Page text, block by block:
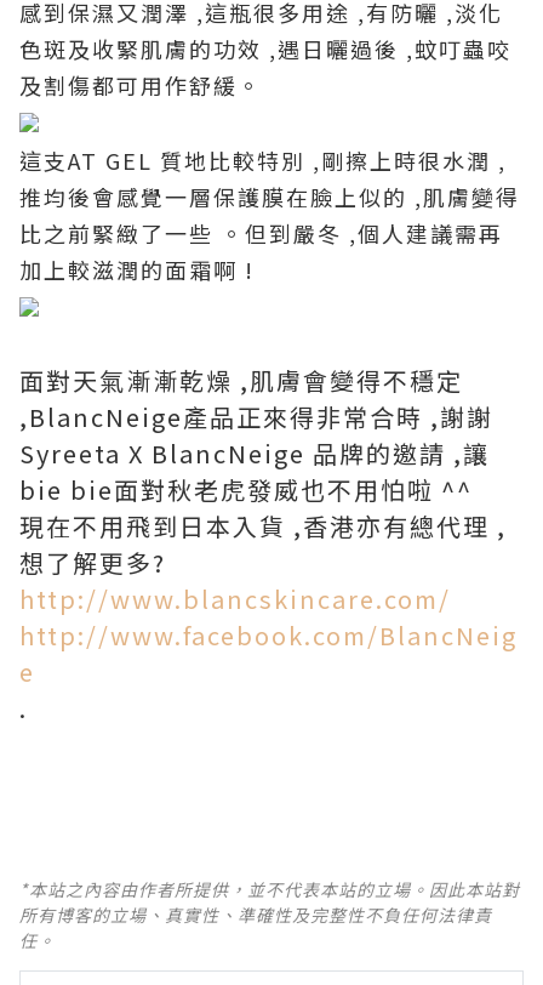
感到保濕又潤澤 ,這瓶很多用途 ,有防曬 ,淡化
色斑及收緊肌膚的功效 ,遇日曬過後 ,蚊叮蟲咬
及割傷都可用作舒緩。
這支AT GEL 質地比較特別 ,剛擦上時很水潤 ,
推均後會感覺一層保護膜在臉上似的 ,肌膚變得
比之前緊緻了一些 。但到嚴冬 ,個人建議需再
加上較滋潤的面霜啊 !
面對天氣漸漸乾燥 ,肌膚會變得不穩定
,BlancNeige產品正來得非常合時 ,謝謝
Syreeta X BlancNeige 品牌的邀請 ,讓
bie bie面對秋老虎發威也不用怕啦 ^^
現在不用飛到日本入貨 ,香港亦有總代理 ,
想了解更多?
http://www.blancskincare.com/
http://www.facebook.com/BlancNeig
e
.
*本站之內容由作者所提供，並不代表本站的立場。因此本站對
所有博客的立場、真實性、準確性及完整性不負任何法律責
任。